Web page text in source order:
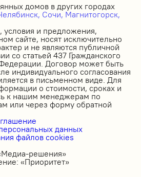
домов в других городах
Сочи, Магнитогорск,
и предложения,
сайте, носят исключительно
и не являются публичной
со статьей 437 Гражданского
Договор может быть
индивидуального согласования
в письменном виде. Для
о стоимости, сроках и
к нашим менеджерам по
или через форму обратной
данных
файлов cookies
решения»
«Приоритет»